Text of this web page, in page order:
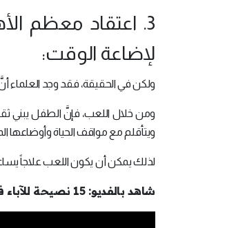
3. اعتقاد معظم
لإضاعة الوقت:
ولكن في الحقيقة، فقد وجد العلماء
ومن خلال اللعب، فإنَّ الطفل يبني
ويتأقلم مع مواقف الحياة وأوضاعها
لذلك يمكن أن يكون اللعب علاجاً
شاهد بالفديو: 15 نصيحة للآباء في تربية الأبناء